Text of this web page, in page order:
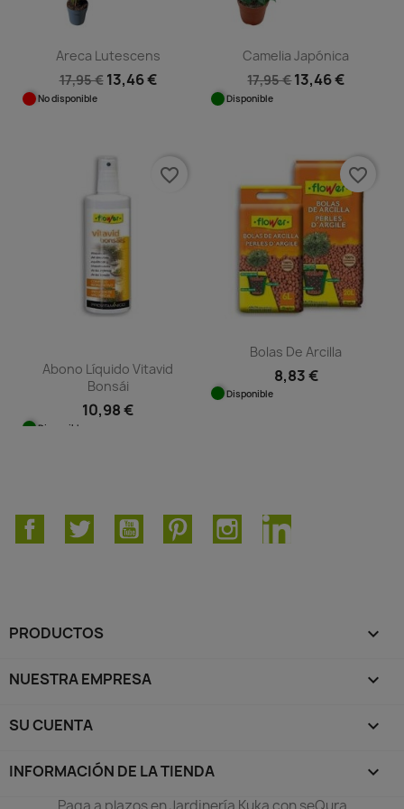
Areca Lutescens
17,95 € 13,46 €
No disponible
Camelia Japónica
17,95 €13,46 €
Disponible
Abono Líquido Vitavid
Bonsái
10,98 €
Disponible
favorite_border
Bolas De Arcilla
8,83 €
Disponible
favorite_border
FacebookTwitter YouTube PinterestInstagramLinkedIn
PRODUCTOS 
NUESTRA EMPRESA 
SU CUENTA 
INFORMACIÓN DE LA TIENDA keyboard_arrow_down